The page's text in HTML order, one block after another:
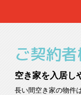
ご契約
空き家を入居し
長い間空き家の物件